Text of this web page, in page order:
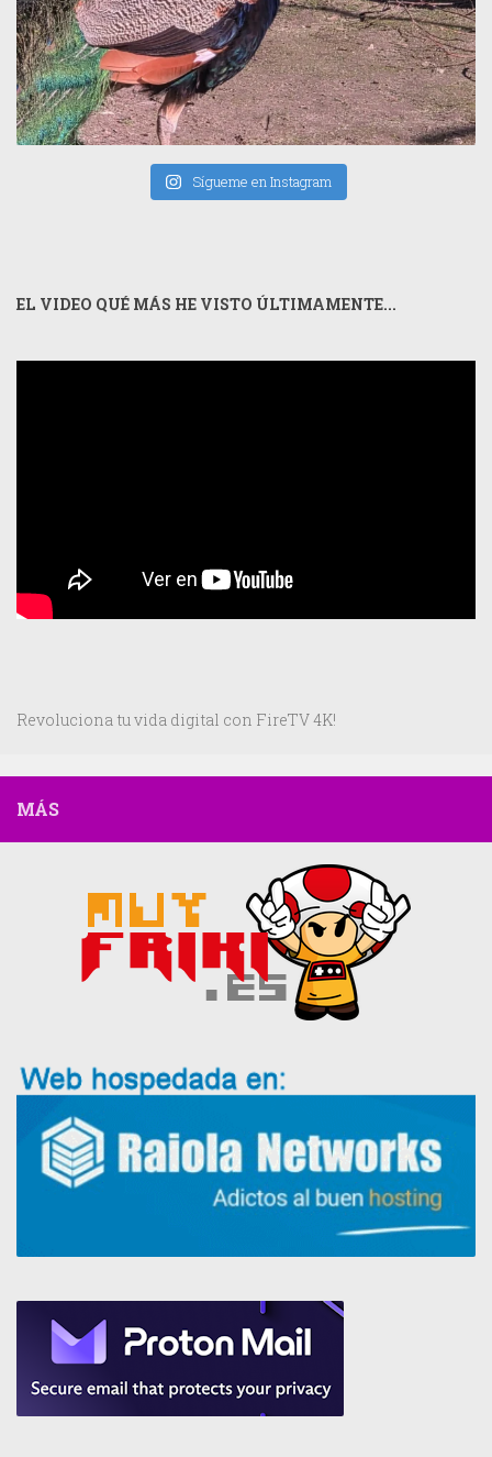
Sígueme en Instagram
EL VIDEO QUÉ MÁS HE VISTO ÚLTIMAMENTE...
Revoluciona tu vida digital con FireTV 4K!
MÁS